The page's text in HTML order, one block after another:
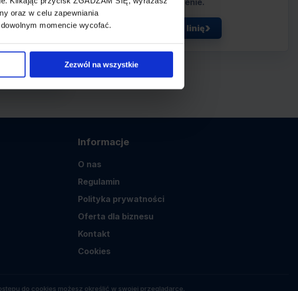
oraz w celu zapewniania
momencie wycofać.
Zezwól na wszystkie
połączenie.
Zobacz linię
Informacje
O nas
Regulamin
Polityka prywatności
Oferta dla biznesu
Kontakt
Cookies
do cookies możesz określić w swojej przeglądarce.